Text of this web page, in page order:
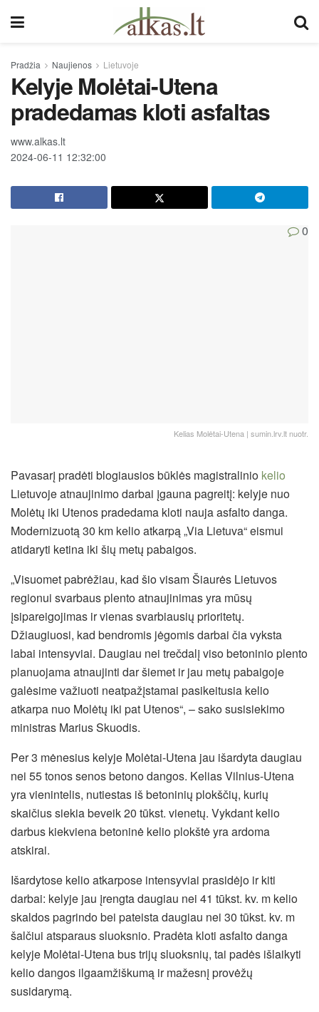
Pradžia Naujienos Lietuvoje
Kelyje Molėtai-Utena
pradedamas kloti asfaltas
www.alkas.lt
2024-06-11 12:32:00
0
Kelias Molėtai-Utena | sumin.lrv.lt nuotr.
Pavasarį pradėti blogiausios būklės magistralinio kelio
Lietuvoje atnaujinimo darbai įgauna pagreitį: kelyje nuo
Molėtų iki Utenos pradedama kloti nauja asfalto danga.
Modernizuotą 30 km kelio atkarpą „Via Lietuva“ eismui
atidaryti ketina iki šių metų pabaigos.
„Visuomet pabrėžiau, kad šio visam Šiaurės Lietuvos
regionui svarbaus plento atnaujinimas yra mūsų
įsipareigojimas ir vienas svarbiausių prioritetų.
Džiaugiuosi, kad bendromis jėgomis darbai čia vyksta
labai intensyviai. Daugiau nei trečdalį viso betoninio plento
planuojama atnaujinti dar šiemet ir jau metų pabaigoje
galėsime važiuoti neatpažįstamai pasikeitusia kelio
atkarpa nuo Molėtų iki pat Utenos“, – sako susisiekimo
ministras Marius Skuodis.
Per 3 mėnesius kelyje Molėtai-Utena jau išardyta daugiau
nei 55 tonos senos betono dangos. Kelias Vilnius-Utena
yra vienintelis, nutiestas iš betoninių plokščių, kurių
skaičius siekia beveik 20 tūkst. vienetų. Vykdant kelio
darbus kiekviena betoninė kelio plokštė yra ardoma
atskirai.
Išardytose kelio atkarpose intensyviai prasidėjo ir kiti
darbai: kelyje jau įrengta daugiau nei 41 tūkst. kv. m kelio
skaldos pagrindo bei pateista daugiau nei 30 tūkst. kv. m
šalčiui atsparaus sluoksnio. Pradėta kloti asfalto danga
kelyje Molėtai-Utena bus trijų sluoksnių, tai padės išlaikyti
kelio dangos ilgaamžiškumą ir mažesnį provėžų
susidarymą.